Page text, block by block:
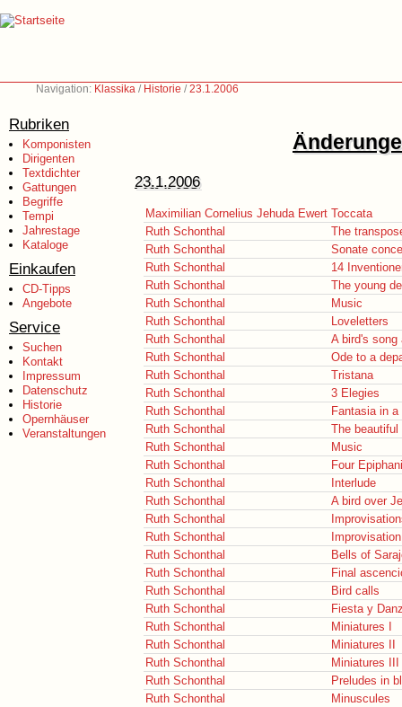
Navigation: Klassika / Historie /23.1.2006
Rubriken
Komponisten
Dirigenten
Textdichter
Gattungen
Begriffe
Tempi
Jahrestage
Kataloge
Einkaufen
CD-Tipps
Angebote
Service
Suchen
Kontakt
Impressum
Datenschutz
Historie
Opernhäuser
Veranstaltungen
23.1.2006
Maximilian Cornelius Jehuda Ewert Toccata
Ruth Schonthal
The
Ruth Schonthal
Sonate
Ruth Schonthal
14
Ruth Schonthal
The young
Ruth Schonthal
Music
Ruth Schonthal
Loveletters
Ruth Schonthal
A bird's song
Ruth Schonthal
Ode to a
Ruth Schonthal
Tristana
Ruth Schonthal
3 Elegies
Ruth Schonthal
Fantasia in
Ruth Schonthal
The
Ruth Schonthal
Music
Ruth Schonthal
Four
Ruth Schonthal
Interlude
Ruth Schonthal
A bird over
Ruth Schonthal
Ruth Schonthal
Improvisation
Ruth Schonthal
Bells of
Ruth Schonthal
Final
Ruth Schonthal
Bird calls
Ruth Schonthal
Fiesta y
Ruth Schonthal
Miniatures I
Ruth Schonthal
Miniatures II
Ruth Schonthal
Miniatures III
Ruth Schonthal
Preludes in
Ruth Schonthal
Minuscules